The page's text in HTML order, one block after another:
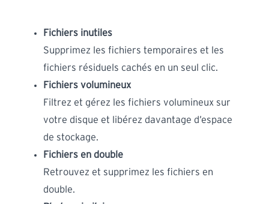
Fichiers inutiles
Supprimez les fichiers temporaires et les
fichiers résiduels cachés en un seul clic.
Fichiers volumineux
Filtrez et gérez les fichiers volumineux sur
votre disque et libérez davantage d’espace
de stockage.
Fichiers en double
Retrouvez et supprimez les fichiers en
double.